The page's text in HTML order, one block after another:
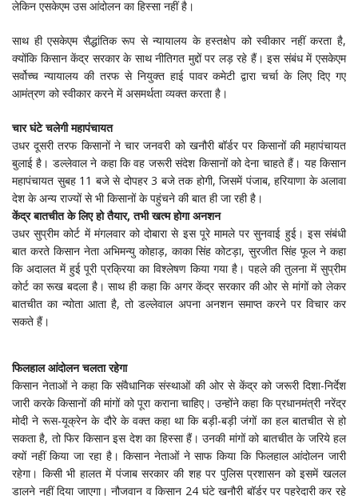
लेकिन एसकेएम उस आंदोलन का हिस्सा नहीं है।
साथ ही एसकेएम सैद्धांतिक रूप से न्यायालय के हस्तक्षेप को स्वीकार नहीं करता है,
क्योंकि किसान केंद्र सरकार के साथ नीतिगत मुद्दों पर लड़ रहे हैं। इस संबंध में एसकेएम
सर्वोच्च न्यायालय की तरफ से नियुक्त हाई पावर कमेटी द्वारा चर्चा के लिए दिए गए
आमंत्रण को स्वीकार करने में असमर्थता व्यक्त करता है।
चार घंटे चलेगी महापंचायत
उधर दूसरी तरफ किसानों ने चार जनवरी को खनौरी बॉर्डर पर किसानों की महापंचायत
बुलाई है। डल्लेवाल ने कहा कि वह जरूरी संदेश किसानों को देना चाहते हैं। यह किसान
महापंचायत सुबह 11 बजे से दोपहर 3 बजे तक होगी, जिसमें पंजाब, हरियाणा के अलावा
देश के अन्य राज्यों से भी किसानों के पहुंचने की बात ही जा रही है।
केंद्र बातचीत के लिए हो तैयार, तभी खत्म होगा अनशन
उधर सुप्रीम कोर्ट में मंगलवार को दोबारा से इस पूरे मामले पर सुनवाई हुई। इस संबंधी
बात करते किसान नेता अभिमन्यु कोहाड़, काका सिंह कोटड़ा, सुरजीत सिंह फूल ने कहा
कि अदालत में हुई पूरी प्रक्रिया का विश्लेषण किया गया है। पहले की तुलना में सुप्रीम
कोर्ट का रूख बदला है। साथ ही कहा कि अगर केंद्र सरकार की ओर से मांगों को लेकर
बातचीत का न्योता आता है, तो डल्लेवाल अपना अनशन समाप्त करने पर विचार कर
सकते हैं।
फिलहाल आंदोलन चलता रहेगा
किसान नेताओं ने कहा कि संवैधानिक संस्थाओं की ओर से केंद्र को जरूरी दिशा-निर्देश
जारी करके किसानों की मांगों को पूरा कराना चाहिए। उन्होंने कहा कि प्रधानमंत्री नरेंद्र
मोदी ने रूस-यूक्रेन के दौरे के वक्त कहा था कि बड़ी-बड़ी जंगों का हल बातचीत से हो
सकता है, तो फिर किसान इस देश का हिस्सा हैं। उनकी मांगों को बातचीत के जरिये हल
क्यों नहीं किया जा रहा है। किसान नेताओं ने साफ किया कि फिलहाल आंदोलन जारी
रहेगा। किसी भी हालत में पंजाब सरकार की शह पर पुलिस प्रशासन को इसमें खलल
डालने नहीं दिया जाएगा। नौजवान व किसान 24 घंटे खनौरी बॉर्डर पर पहरेदारी कर रहे